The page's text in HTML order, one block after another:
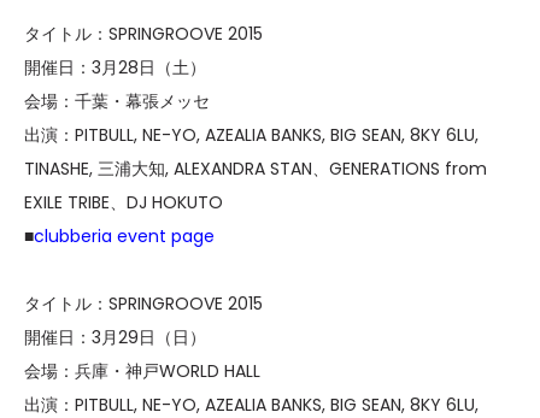
タイトル：SPRINGROOVE 2015
開催日：3月28日（土）
会場：千葉・幕張メッセ
出演：PITBULL, NE-YO, AZEALIA BANKS, BIG SEAN, 8KY 6LU,
TINASHE, 三浦大知, ALEXANDRA STAN、GENERATIONS from
EXILE TRIBE、DJ HOKUTO
■clubberia event page
タイトル：SPRINGROOVE 2015
開催日：3月29日（日）
会場：兵庫・神戸WORLD HALL
出演：PITBULL, NE-YO, AZEALIA BANKS, BIG SEAN, 8KY 6LU,